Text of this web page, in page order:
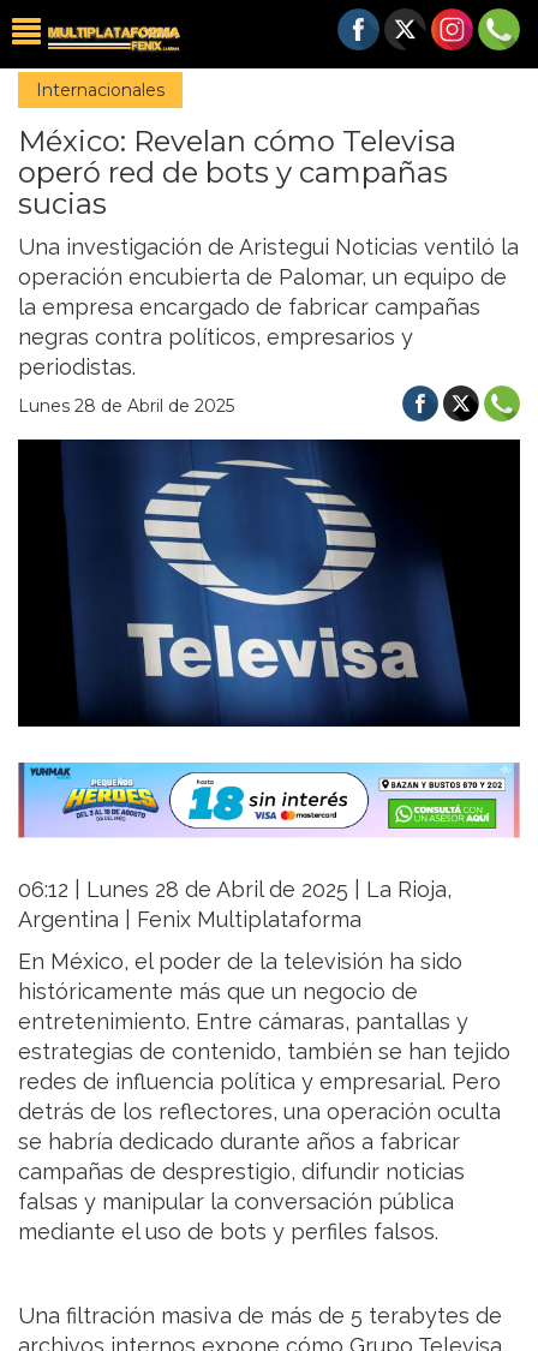
Internacionales
México: Revelan cómo Televisa
operó red de bots y campañas
sucias
Una investigación de Aristegui Noticias ventiló la
operación encubierta de Palomar, un equipo de
la empresa encargado de fabricar campañas
negras contra políticos, empresarios y
periodistas.
Lunes 28 de Abril de 2025
06:12 | Lunes 28 de Abril de 2025 | La Rioja,
Argentina | Fenix Multiplataforma
En México, el poder de la televisión ha sido
históricamente más que un negocio de
entretenimiento. Entre cámaras, pantallas y
estrategias de contenido, también se han tejido
redes de influencia política y empresarial. Pero
detrás de los reflectores, una operación oculta
se habría dedicado durante años a fabricar
campañas de desprestigio, difundir noticias
falsas y manipular la conversación pública
mediante el uso de bots y perfiles falsos.
Una filtración masiva de más de 5 terabytes de
archivos internos expone cómo Grupo Televisa,